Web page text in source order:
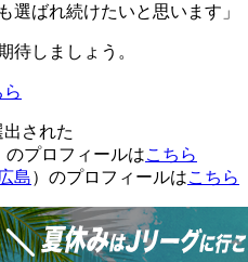
選ばれ続けたいと思います」
待しましょう。
ら
された
のプロフィールはこちら
島）のプロフィールはこちら